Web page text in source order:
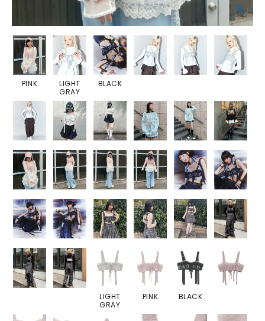
PINK
LIGHT
GRAY
BLACK
LIGHT
GRAY
PINK BLACK